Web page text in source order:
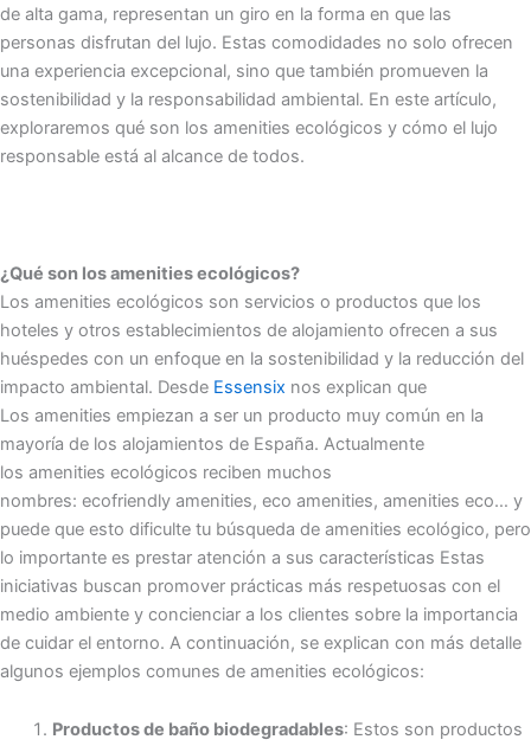
de alta gama, representan un giro en la forma en que las
personas disfrutan del lujo. Estas comodidades no solo ofrecen
una experiencia excepcional, sino que también promueven la
sostenibilidad y la responsabilidad ambiental. En este artículo,
exploraremos qué son los amenities ecológicos y cómo el lujo
responsable está al alcance de todos.
¿Qué son los amenities ecológicos?
Los amenities ecológicos son servicios o productos que los
hoteles y otros establecimientos de alojamiento ofrecen a sus
huéspedes con un enfoque en la sostenibilidad y la reducción del
impacto ambiental. Desde Essensix nos explican que
Los amenities empiezan a ser un producto muy común en la
mayoría de los alojamientos de España. Actualmente
los amenities ecológicos reciben muchos
nombres: ecofriendly amenities, eco amenities, amenities eco… y
puede que esto dificulte tu búsqueda de amenities ecológico, pero
lo importante es prestar atención a sus características Estas
iniciativas buscan promover prácticas más respetuosas con el
medio ambiente y concienciar a los clientes sobre la importancia
de cuidar el entorno. A continuación, se explican con más detalle
algunos ejemplos comunes de amenities ecológicos:
Productos de baño biodegradables: Estos son productos